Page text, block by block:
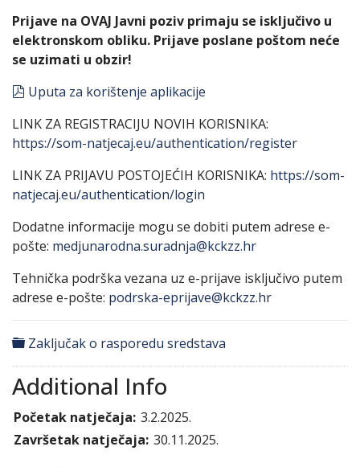
Prijave na OVAJ Javni poziv primaju se isključivo u
elektronskom obliku. Prijave poslane poštom neće
se uzimati u obzir!
pdf
Uputa za korištenje aplikacije
LINK ZA REGISTRACIJU NOVIH KORISNIKA:
https://som-natjecaj.eu/authentication/register
LINK ZA PRIJAVU POSTOJEĆIH KORISNIKA: https://som-
natjecaj.eu/authentication/login
Dodatne informacije mogu se dobiti putem adrese e-
pošte: medjunarodna.suradnja@kckzz.hr
Tehnička podrška vezana uz e-prijave isključivo putem
adrese e-pošte: podrska-eprijave@kckzz.hr
folder
Zaključak o rasporedu sredstava
Additional Info
Početak natječaja: 3.2.2025.
Završetak natječaja: 30.11.2025.